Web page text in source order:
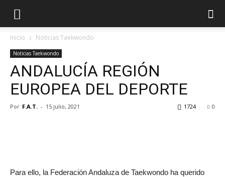
Inicio Noticias Taekwondo
Noticias Taekwondo
ANDALUCÍA REGIÓN
EUROPEA DEL DEPORTE
Por F.A.T. - 15 julio, 2021 0
1724
Para ello, la Federación Andaluza de Taekwondo ha querido